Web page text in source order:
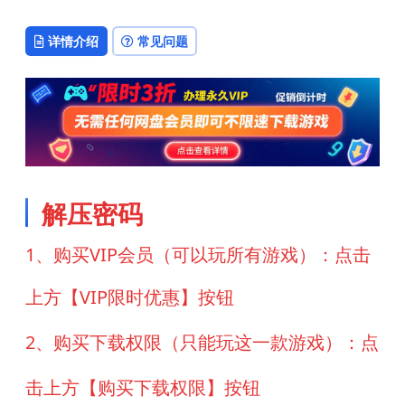
详情介绍 常见问题
解压密码
1、购买VIP会员（可以玩所有游戏）：点击
上方【VIP限时优惠】按钮
2、购买下载权限（只能玩这一款游戏）：点
击上方【购买下载权限】按钮